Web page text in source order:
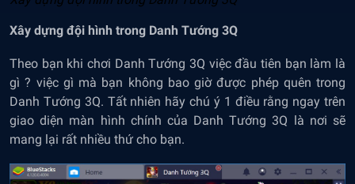
Xây dựng đội hình trong Danh Tướng 3Q
Theo bạn khi chơi Danh Tướng 3Q việc đầu tiên bạn làm là
gì ? việc gì mà bạn không bao giờ được phép quên trong
Danh Tướng 3Q. Tất nhiên hãy chú ý 1 điều rằng ngay trên
giao diện màn hình chính của Danh Tướng 3Q là nơi sẽ
mang lại rất nhiều thứ cho bạn.